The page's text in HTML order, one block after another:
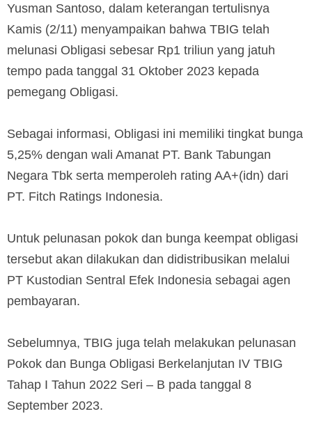
Yusman Santoso, dalam keterangan tertulisnya
Kamis (2/11) menyampaikan bahwa TBIG telah
melunasi Obligasi sebesar Rp1 triliun yang jatuh
tempo pada tanggal 31 Oktober 2023 kepada
pemegang Obligasi.
Sebagai informasi, Obligasi ini memiliki tingkat bunga
5,25% dengan wali Amanat PT. Bank Tabungan
Negara Tbk serta memperoleh rating AA+(idn) dari
PT. Fitch Ratings Indonesia.
Untuk pelunasan pokok dan bunga keempat obligasi
tersebut akan dilakukan dan didistribusikan melalui
PT Kustodian Sentral Efek Indonesia sebagai agen
pembayaran.
Sebelumnya, TBIG juga telah melakukan pelunasan
Pokok dan Bunga Obligasi Berkelanjutan IV TBIG
Tahap I Tahun 2022 Seri – B pada tanggal 8
September 2023.